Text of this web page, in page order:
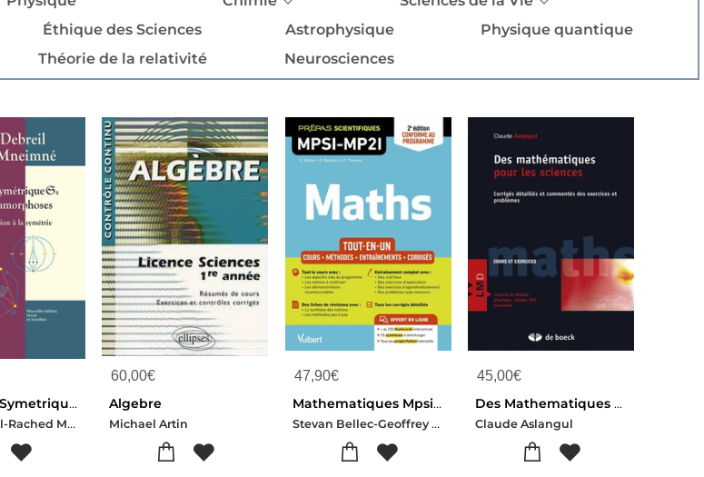
Éthique des Sciences Astrophysique
Physique quantique
Théorie de la relativité
Neurosciences
Le Groupe Symetrique S4 Et Ses Metamorphoses : Une Introduction A La Symetrie (2e Edition)
Alain Debreil-Rached Mneimne
60,00€
Algebre
Michael Artin
47,90€
Mathematiques Mpsi-mp2i - Tout-en-un : Cours - Synthese - Methodes Detaillees - Exercices Corriges Conforme A La Reforme 2021
Stevan Bellec-Geoffrey Boutard-Erik Thomas
45,00€
Des Mathematiques Pour Les Sciences ; Corriges Detailles Et Commentes Des Exercices Et Problemes
Claude Aslangul